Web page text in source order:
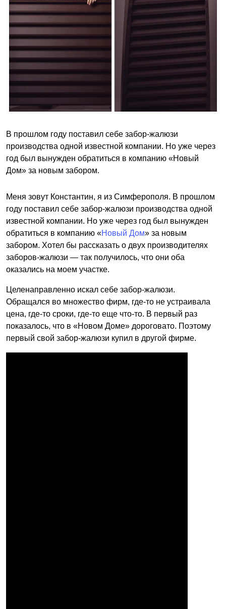
В прошлом году поставил себе забор-жалюзи
производства одной известной компании. Но уже через
год был вынужден обратиться в компанию «Новый
Дом» за новым забором.
Меня зовут Константин, я из Симферополя. В прошлом
году поставил себе забор-жалюзи производства одной
известной компании. Но уже через год был вынужден
обратиться в компанию «Новый Дом» за новым
забором. Хотел бы рассказать о двух производителях
заборов-жалюзи — так получилось, что они оба
оказались на моем участке.
Целенаправленно искал себе забор-жалюзи.
Обращался во множество фирм, где-то не устраивала
цена, где-то сроки, где-то еще что-то. В первый раз
показалось, что в «Новом Доме» дороговато. Поэтому
первый свой забор-жалюзи купил в другой фирме.